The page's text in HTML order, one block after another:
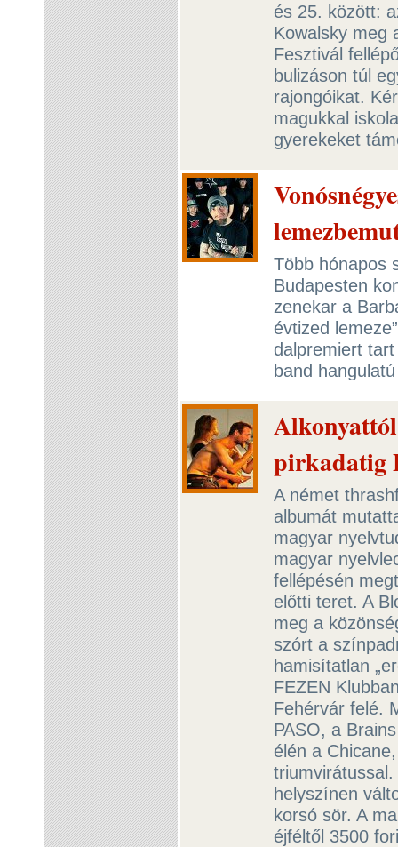
és 25. között:
Kowalsky meg
Fesztivál
bulizáson túl
rajongóikat.
magukkal
gyerekeket
Több hónapos
Budapesten
zenekar a
évtized
dalpremiert
band
pirkadatig
A német
albumát
magyar
magyar
fellépésén
előtti teret. A
meg a
szórt a
hamisítatlan
FEZEN
Fehérvár felé.
PASO, a
élén a
helyszínen
korsó sör. A
éjféltől 3500